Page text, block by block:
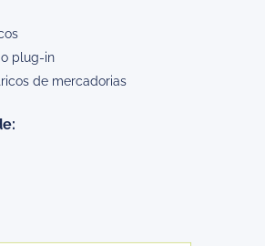
plug-in
de mercadorias